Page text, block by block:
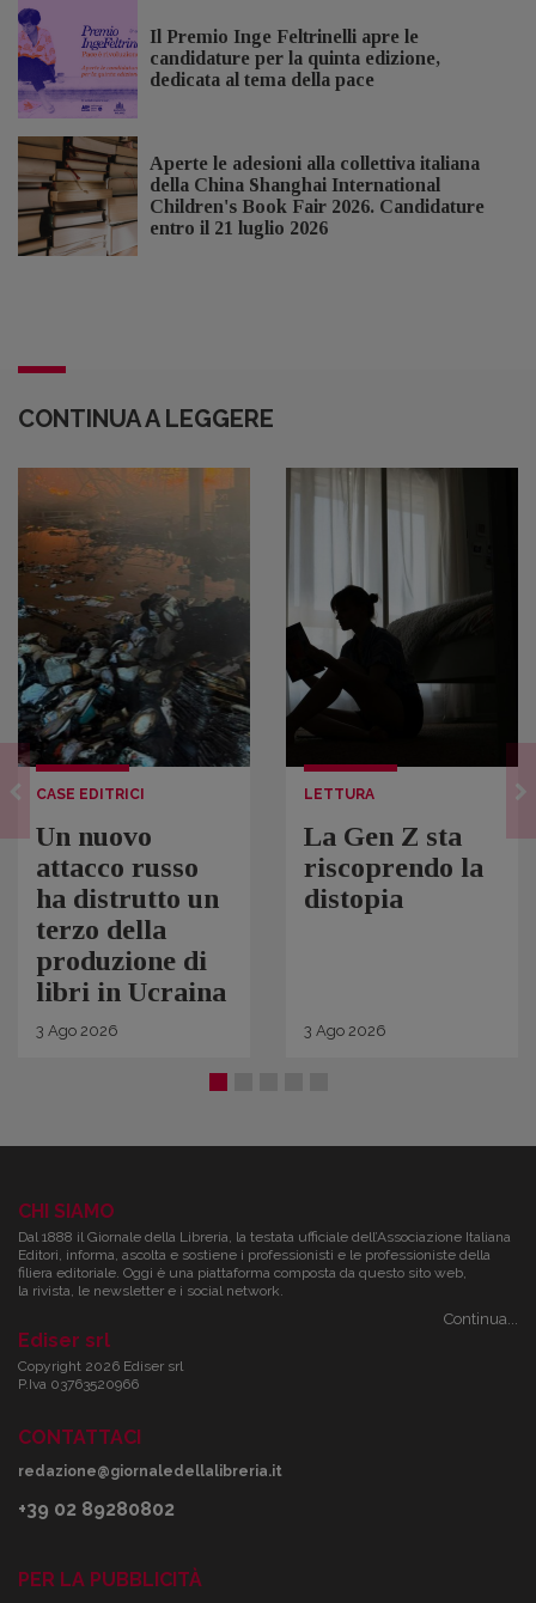
Il Premio Inge Feltrinelli apre le
candidature per la quinta edizione,
dedicata al tema della pace
Aperte le adesioni alla collettiva italiana
della China Shanghai International
Children's Book Fair 2026. Candidature
entro il 21 luglio 2026
CONTINUA A LEGGERE
CASE EDITRICI
Un nuovo
attacco russo
ha distrutto un
terzo della
produzione di
libri in Ucraina
3 Ago 2026
LETTURA
La Gen Z sta
riscoprendo la
distopia
3 Ago 2026
CHI SIAMO
Dal 1888 il Giornale della Libreria, la testata ufficiale dell’Associazione Italiana
Editori, informa, ascolta e sostiene i professionisti e le professioniste della
filiera editoriale. Oggi è una piattaforma composta da questo sito web,
la rivista, le newsletter e i social network.
Continua...
Ediser srl
Copyright 2026 Ediser srl
P.Iva 03763520966
CONTATTACI
redazione@giornaledellalibreria.it
+39 02 89280802
PER LA PUBBLICITÀ